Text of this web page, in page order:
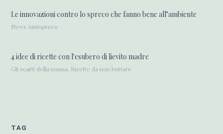
Le innovazioni contro lo spreco che fanno bene all’ambiente
News Antispreco
4 idee di ricette con l'esubero di lievito madre
Gli scarti della nonna, Ricette da non buttare
TAG